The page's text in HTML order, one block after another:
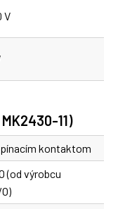
V
11)
kontaktom
(od výrobcu